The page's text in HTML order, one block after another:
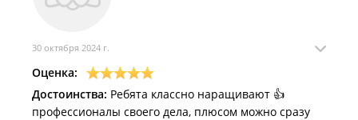
30 октября 2024 г.
Оценка:
Достоинства: Ребята классно наращивают 👍
профессионалы своего дела, плюсом можно сразу